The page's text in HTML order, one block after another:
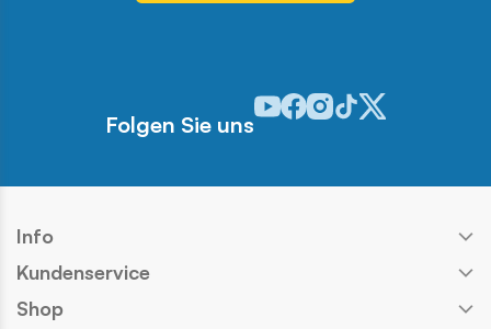
Folgen Sie uns
Odwiedź nasz profil w serwisie
Odwiedź nasz profil w
Odwiedź nasz profil w
Odwiedź nasz profil
Odwiedź nasz
Info
Kundenservice
Shop